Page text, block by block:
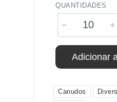
QUANTIDADES
Adicionar
Canudos